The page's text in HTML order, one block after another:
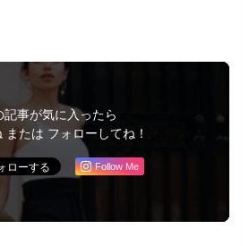
記事が気に入ったら
または フォローしてね！
Follow Me